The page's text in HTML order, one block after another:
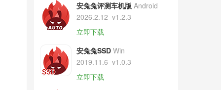
安兔兔评测车机版 Android
2026.2.12 v1.2.3
立即下载
安兔兔SSD Win
2019.11.6 v1.0.3
立即下载